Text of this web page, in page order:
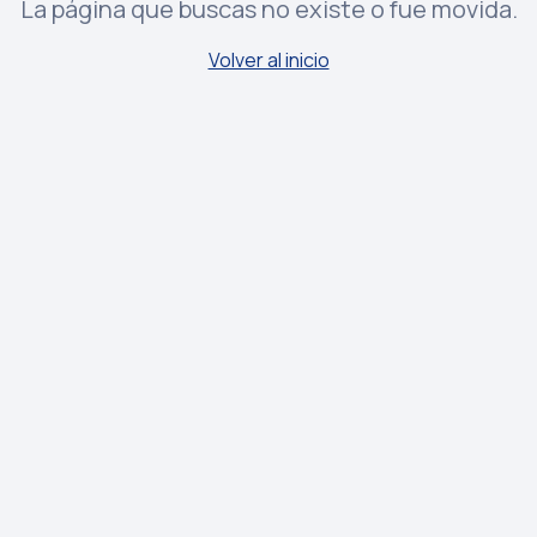
La página que buscas no existe o fue movida.
Volver al inicio